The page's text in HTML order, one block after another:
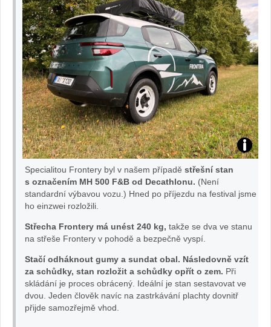
a:
fot
o
Že
na
v
cz
TEST
Žena
v
Specialitou Frontery byl v našem případě střešní stan
s označením MH 500 F&B od Decathlonu. (Není
standardní výbavou vozu.) Hned po příjezdu na festival jsme
ho einzwei rozložili.
Střecha Frontery má unést 240 kg, takže se dva ve stanu
na střeše Frontery v pohodě a bezpečně vyspí.
Stačí odháknout gumy a sundat obal. Následovně vzít
za schůdky, stan rozložit a schůdky opřít o zem. Při
skládání je proces obrácený. Ideální je stan sestavovat ve
dvou. Jeden člověk navíc na zastrkávání plachty dovnitř
přijde samozřejmě vhod.